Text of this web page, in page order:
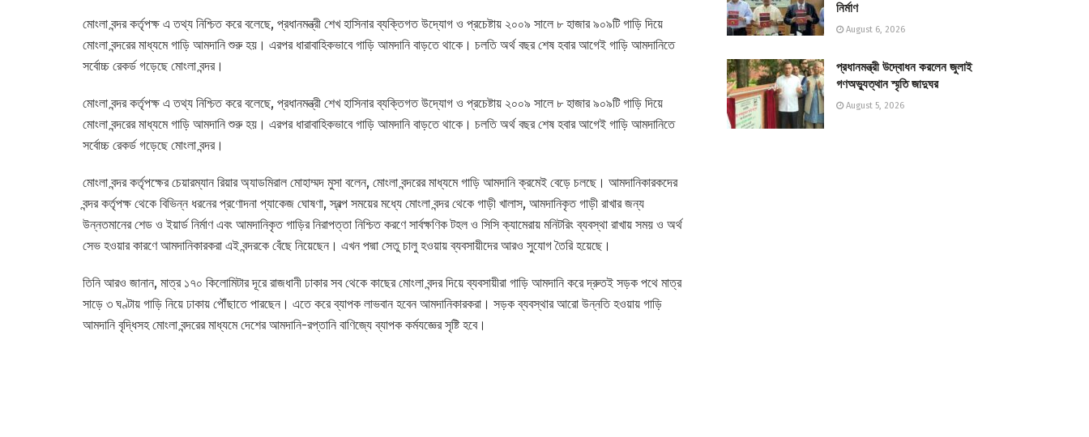
মোংলা বন্দর কর্তৃপক্ষ এ তথ্য নিশ্চিত করে বলেছে, প্রধানমন্ত্রী শেখ হাসিনার ব্যক্তিগত উদ্যোগ ও প্রচেষ্টায় ২০০৯ সালে ৮ হাজার ৯০৯টি গাড়ি দিয়ে
মোংলা বন্দরের মাধ্যমে গাড়ি আমদানি শুরু হয়। এরপর ধারাবাহিকভাবে গাড়ি আমদানি বাড়তে থাকে। চলতি অর্থ বছর শেষ হবার আগেই গাড়ি আমদানিতে
সর্বোচ্চ রেকর্ড গড়েছে মোংলা বন্দর।
মোংলা বন্দর কর্তৃপক্ষ এ তথ্য নিশ্চিত করে বলেছে, প্রধানমন্ত্রী শেখ হাসিনার ব্যক্তিগত উদ্যোগ ও প্রচেষ্টায় ২০০৯ সালে ৮ হাজার ৯০৯টি গাড়ি দিয়ে
মোংলা বন্দরের মাধ্যমে গাড়ি আমদানি শুরু হয়। এরপর ধারাবাহিকভাবে গাড়ি আমদানি বাড়তে থাকে। চলতি অর্থ বছর শেষ হবার আগেই গাড়ি আমদানিতে
সর্বোচ্চ রেকর্ড গড়েছে মোংলা বন্দর।
মোংলা বন্দর কর্তৃপক্ষের চেয়ারম্যান রিয়ার অ্যাডমিরাল মোহাম্মদ মুসা বলেন, মোংলা বন্দরের মাধ্যমে গাড়ি আমদানি ক্রমেই বেড়ে চলছে। আমদানিকারকদের
বন্দর কর্তৃপক্ষ থেকে বিভিন্ন ধরনের প্রণোদনা প্যাকেজ ঘোষণা, স্বল্প সময়ের মধ্যে মোংলা বন্দর থেকে গাড়ী খালাস, আমদানিকৃত গাড়ী রাখার জন্য
উন্নতমানের শেড ও ইয়ার্ড নির্মাণ এবং আমদানিকৃত গাড়ির নিরাপত্তা নিশ্চিত করণে সার্বক্ষণিক টহল ও সিসি ক্যামেরায় মনিটরিং ব্যবস্থা রাখায় সময় ও অর্থ
সেভ হওয়ার কারণে আমদানিকারকরা এই বন্দরকে বেঁছে নিয়েছেন। এখন পদ্মা সেতু চালু হওয়ায় ব্যবসায়ীদের আরও সুযোগ তৈরি হয়েছে।
তিনি আরও জানান, মাত্র ১৭০ কিলোমিটার দূরে রাজধানী ঢাকার সব থেকে কাছের মোংলা বন্দর দিয়ে ব্যবসায়ীরা গাড়ি আমদানি করে দ্রুতই সড়ক পথে মাত্র
সাড়ে ৩ ঘণ্টায় গাড়ি নিয়ে ঢাকায় পৌঁছাতে পারছেন। এতে করে ব্যাপক লাভবান হবেন আমদানিকারকরা। সড়ক ব্যবস্থার আরো উন্নতি হওয়ায় গাড়ি
আমদানি বৃদ্ধিসহ মোংলা বন্দরের মাধ্যমে দেশের আমদানি-রপ্তানি বাণিজ্যে ব্যাপক কর্মযজ্ঞের সৃষ্টি হবে।
নির্মাণ
August 6, 2026
প্রধানমন্ত্রী উদ্বোধন করলেন জুলাই
গণঅভ্যুত্থান স্মৃতি জাদুঘর
August 5, 2026